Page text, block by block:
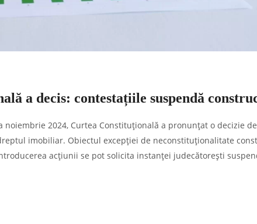
a decis: contestațiile suspendă
2024, Curtea Constituțională a pronunțat o decizie
imobiliar. Obiectul excepției de neconstituționalitate
acţiunii se pot solicita instanţei judecătoreşti